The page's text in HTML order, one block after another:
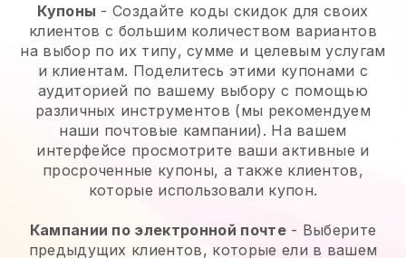
Купоны - Создайте коды скидок для своих
клиентов с большим количеством вариантов
на выбор по их типу, сумме и целевым услугам
и клиентам. Поделитесь этими купонами с
аудиторией по вашему выбору с помощью
различных инструментов (мы рекомендуем
наши почтовые кампании). На вашем
интерфейсе просмотрите ваши активные и
просроченные купоны, а также клиентов,
которые использовали купон.
Кампании по электронной почте- Выберите
предыдущих клиентов, которые ели в вашем